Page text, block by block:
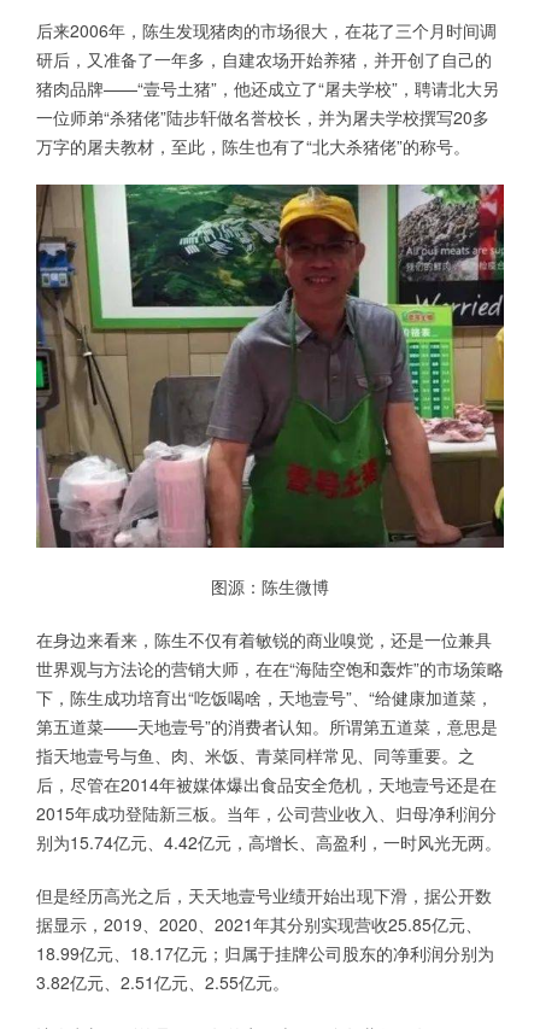
后来2006年，陈生发现猪肉的市场很大，在花了三个月时间调
研后，又准备了一年多，自建农场开始养猪，并开创了自己的
猪肉品牌——“壹号土猪”，他还成立了“屠夫学校”，聘请北大另
一位师弟“杀猪佬”陆步轩做名誉校长，并为屠夫学校撰写20多
万字的屠夫教材，至此，陈生也有了“北大杀猪佬”的称号。
图源：陈生微博
在身边来看来，陈生不仅有着敏锐的商业嗅觉，还是一位兼具
世界观与方法论的营销大师，在在“海陆空饱和轰炸”的市场策略
下，陈生成功培育出“吃饭喝啥，天地壹号”、“给健康加道菜，
第五道菜——天地壹号”的消费者认知。所谓第五道菜，意思是
指天地壹号与鱼、肉、米饭、青菜同样常见、同等重要。之
后，尽管在2014年被媒体爆出食品安全危机，天地壹号还是在
2015年成功登陆新三板。当年，公司营业收入、归母净利润分
别为15.74亿元、4.42亿元，高增长、高盈利，一时风光无两。
但是经历高光之后，天天地壹号业绩开始出现下滑，据公开数
据显示，2019、2020、2021年其分别实现营收25.85亿元、
18.99亿元、18.17亿元；归属于挂牌公司股东的净利润分别为
3.82亿元、2.51亿元、2.55亿元。